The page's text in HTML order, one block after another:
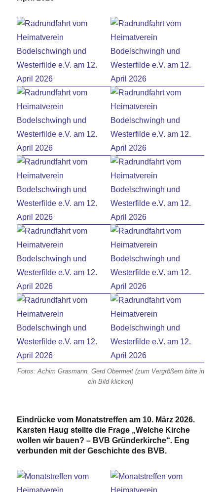
Fotos: Achim Grasmann, Gerd Obermeit (zum Vergrößern bitte in
ein Bild klicken)
Eindrücke vom Monatstreffen am 10. März 2026.
Karsten Haug stellte die Frage „Welche Kirche
wollen wir bauen? – BVB Gründerkirche“. Eng
verbunden mit der Geschichte des BVB.